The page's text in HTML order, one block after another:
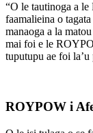
“O le tautinoga a
faamalieina o
manaoga a la
mai foi e le
tuputupu ae foi
ROYPOW i